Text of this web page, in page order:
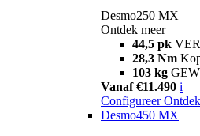
Desmo250 MX
Ontdek meer
44,5 pk
28,3 Nm
103 kg
Vanaf €11.490 i
Configureer
Desmo450 MX